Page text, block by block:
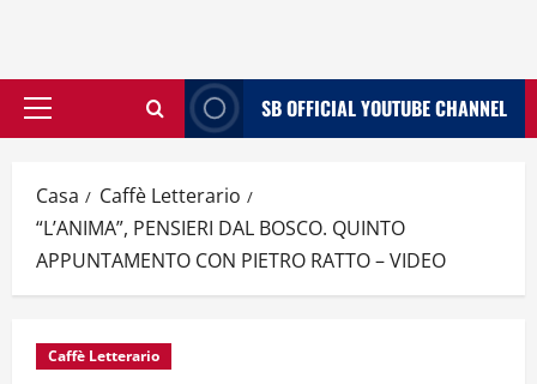
Menù
SB OFFICIAL YOUTUBE CHANNEL
Casa
Caffè Letterario
“L’ANIMA”, PENSIERI DAL BOSCO. QUINTO
APPUNTAMENTO CON PIETRO RATTO – VIDEO
Caffè Letterario